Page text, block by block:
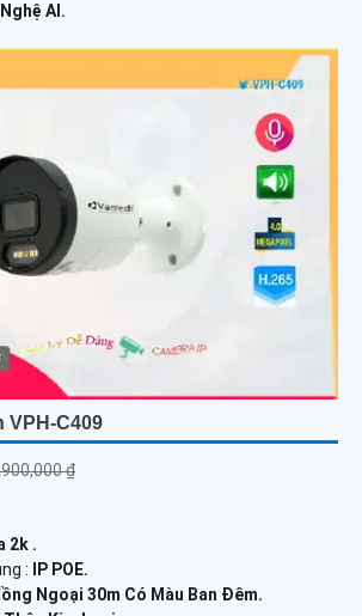
AI.
VPH-C409
₫
2k .
:
IP POE.
Ngoại 30m Có Màu Ban Đêm.